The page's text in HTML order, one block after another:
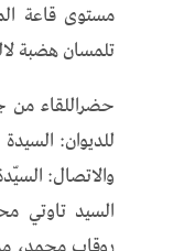
مستوى قاعة
تلمسان هضبة
حضراللقاء من
للديوان:
والاتصال:
السيد تاوتي